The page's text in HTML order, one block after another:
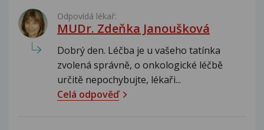
Odpovídá lékař:
MUDr. Zdeňka Janoušková
Dobrý den. Léčba je u vašeho tatínka
zvolená správně, o onkologické léčbě
určitě nepochybujte, lékaři...
Celá odpověď